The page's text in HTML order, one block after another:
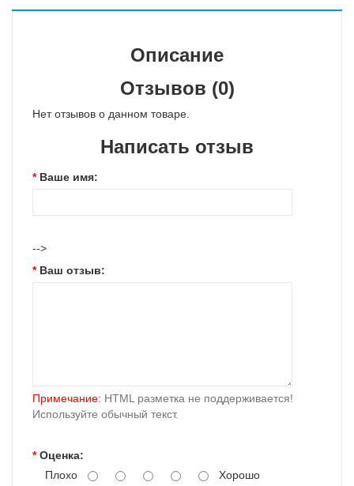
Описание
Отзывов (0)
Нет отзывов о данном товаре.
Написать отзыв
Ваше имя:
-->
Ваш отзыв:
Примечание: HTML разметка не поддерживается!
Используйте обычный текст.
Оценка:
Плохо
Хорошо